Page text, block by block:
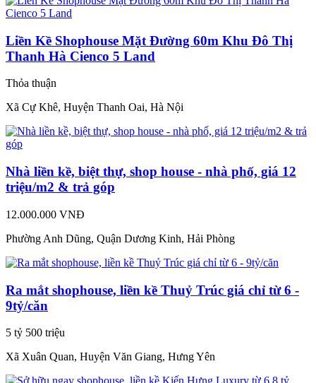
Liền Kề Shophouse Mặt Đường 60m Khu Đô Thị
Thanh Hà Cienco 5 Land
Thỏa thuận
Xã Cự Khê, Huyện Thanh Oai, Hà Nội
Nhà liền kề, biệt thự, shop house - nhà phố, giá 12
triệu/m2 & trả góp
12.000.000 VNĐ
Phường Anh Dũng, Quận Dương Kinh, Hải Phòng
Ra mắt shophouse, liền kề Thuỷ Trúc giá chỉ từ 6 -
9tỷ/căn
5 tỷ 500 triệu
Xã Xuân Quan, Huyện Văn Giang, Hưng Yên